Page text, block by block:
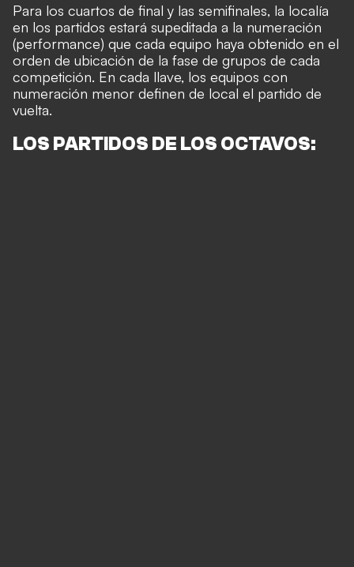
Para los cuartos de final y las semifinales, la localía
en los partidos estará supeditada a la numeración
(performance) que cada equipo haya obtenido en el
orden de ubicación de la fase de grupos de cada
competición. En cada llave, los equipos con
numeración menor definen de local el partido de
vuelta.
LOS PARTIDOS DE LOS OCTAVOS: